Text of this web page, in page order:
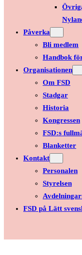
Påverka
Bli medlem
Handbok
Organisationen
Om FSD
Stadgar
Historia
Kongressen
FSD:s
Blanketter
Kontakt
Personalen
Styrelsen
FSD på Lätt